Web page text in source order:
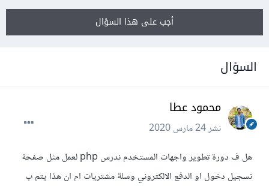
أجب على هذا السؤال
السؤال
محمود عطا
نشر24 مارس 2020
هل ف دورة تطوير واجهات المستخدم ندرس php لعمل مثل صفحة
تسجيل دخول او الدفع الالكتروني وسلة مشتريات ام ان هذا يتم ب